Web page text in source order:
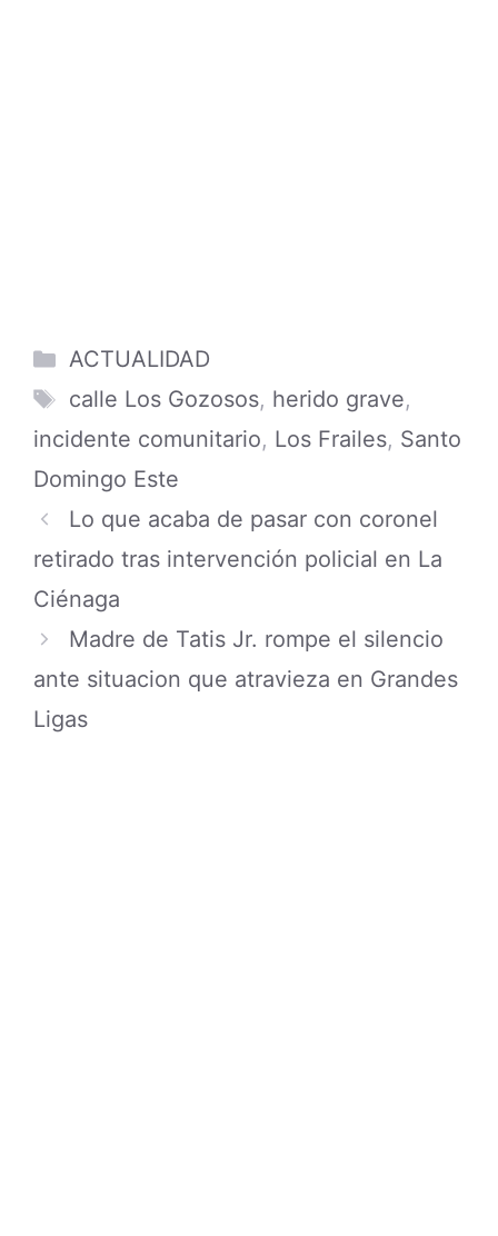
Categories
ACTUALIDAD
Tags
calle Los Gozosos, herido grave,
incidente comunitario, Los Frailes, Santo
Domingo Este
Lo que acaba de pasar con coronel
retirado tras intervención policial en La
Ciénaga
Madre de Tatis Jr. rompe el silencio
ante situacion que atravieza en Grandes
Ligas